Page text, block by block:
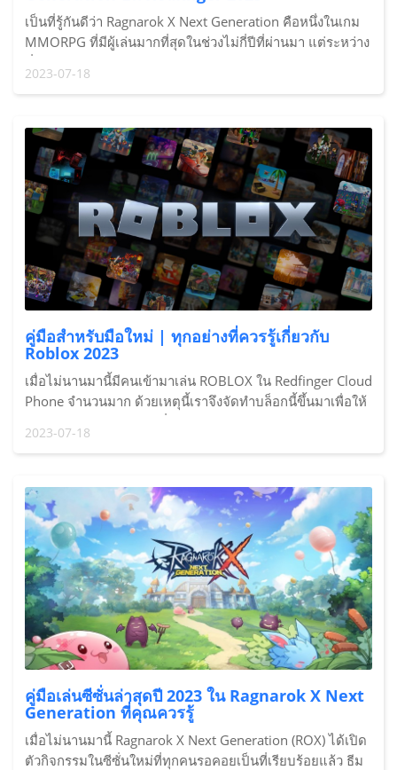
เป็นที่รู้กันดีว่า Ragnarok X Next Generation คือหนึ่งในเกม
MMORPG ที่มีผู้เล่นมากที่สุดในช่วงไม่กี่ปีที่ผ่านมา แต่ระหว่าง
ประสบปัญหาเซิร์ฟเวอร์แลคหรือเครือข่ายเกิดข้อผิดพลาดขึ้น
2023-07-18
คู่มือสำหรับมือใหม่ | ทุกอย่างที่ควรรู้เกี่ยวกับ
Roblox 2023
เมื่อไม่นานมานี้มีคนเข้ามาเล่น ROBLOX ใน Redfinger Cloud
Phone จำนวนมาก ด้วยเหตุนี้เราจึงจัดทำบล็อกนี้ขึ้นมาเพื่อให้
คำแนะนำอย่างละเอียดเกี่ยวกับวิธีการสมัครบัญชี ROBLOX
และวิธีแลกโค้ด ROBLOX เพื่อรับไอเทมอวาตาร์ฟรี มาเริ่มต้น
2023-07-18
คู่มือเล่นซีซั่นล่าสุดปี 2023 ใน Ragnarok X Next
Generation ที่คุณควรรู้
เมื่อไม่นานมานี้ Ragnarok X Next Generation (ROX) ได้เปิด
ตัวกิจกรรมในซีซั่นใหม่ที่ทุกคนรอคอยเป็นที่เรียบร้อยแล้ว ธีม